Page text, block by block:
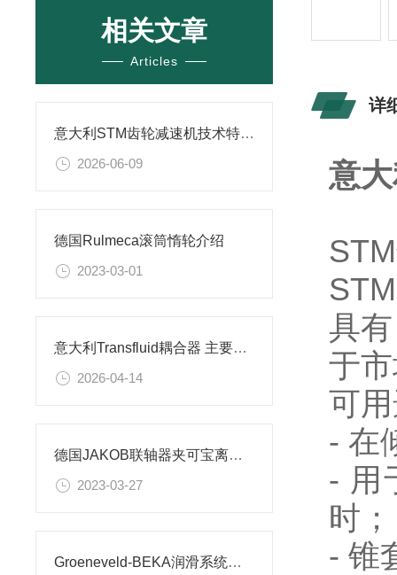
相关文章
Articles
意大利STM齿轮减速机技术特点及应用场景解析
2026-06-09
德国Rulmeca滚筒惰轮介绍
2023-03-01
意大利Transfluid耦合器 主要系列及使用场景
2026-04-14
德国JAKOB联轴器夹可宝离合器 SKB-KP
2023-03-27
Groeneveld-BEKA润滑系统齿轮泵介绍
详
意
具
于
可
- 在
- 用
时；
- 锥